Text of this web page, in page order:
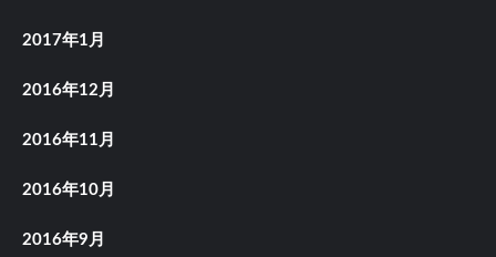
2017年1月
2016年12月
2016年11月
2016年10月
2016年9月